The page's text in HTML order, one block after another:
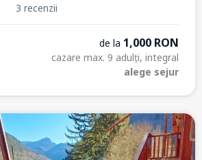
3 recenzii
de la 1,000 RON
cazare max. 9 adulți, integral
alege sejur